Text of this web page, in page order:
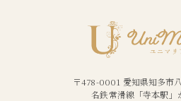
〒478-0001 愛知県知多市
名鉄常滑線「寺本駅」